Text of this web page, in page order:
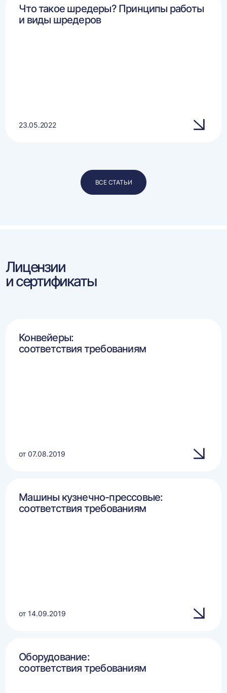
Что такое шредеры? Принципы работы
и виды шредеров
23.05.2022
ВСЕ СТАТЬИ
Лицензии
и сертификаты
Конвейеры:
соответствия требованиям
от 07.08.2019
Машины кузнечно-прессовые:
соответствия требованиям
от 14.09.2019
Оборудование:
соответствия требованиям